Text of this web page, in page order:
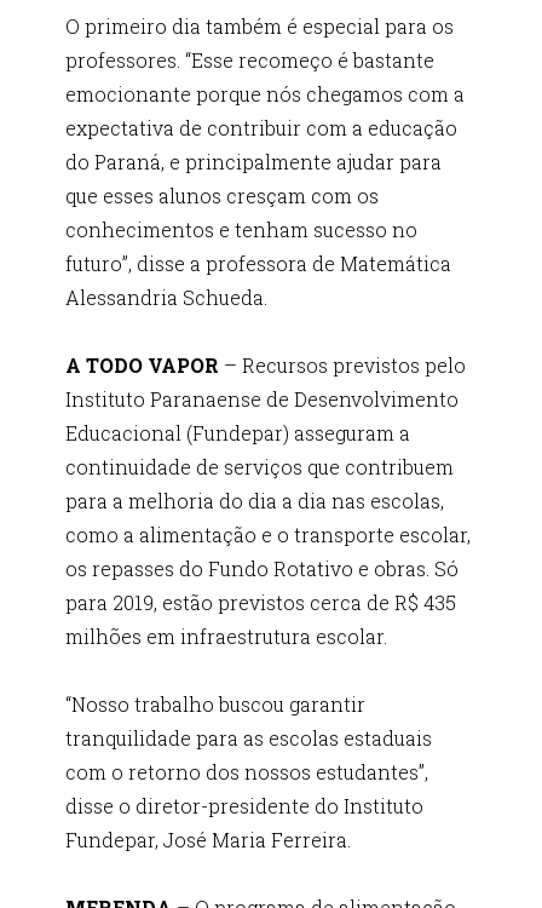
O primeiro dia também é especial para os
professores. “Esse recomeço é bastante
emocionante porque nós chegamos com a
expectativa de contribuir com a educação
do Paraná, e principalmente ajudar para
que esses alunos cresçam com os
conhecimentos e tenham sucesso no
futuro”, disse a professora de Matemática
Alessandria Schueda.
A TODO VAPOR – Recursos previstos pelo
Instituto Paranaense de Desenvolvimento
Educacional (Fundepar) asseguram a
continuidade de serviços que contribuem
para a melhoria do dia a dia nas escolas,
como a alimentação e o transporte escolar,
os repasses do Fundo Rotativo e obras. Só
para 2019, estão previstos cerca de R$ 435
milhões em infraestrutura escolar.
“Nosso trabalho buscou garantir
tranquilidade para as escolas estaduais
com o retorno dos nossos estudantes”,
disse o diretor-presidente do Instituto
Fundepar, José Maria Ferreira.